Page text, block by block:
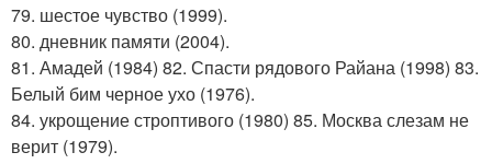
79. шестое чувство (1999).
80. дневник памяти (2004).
81. Амадей (1984) 82. Спасти рядового Райана (1998) 83.
Белый бим черное ухо (1976).
84. укрощение строптивого (1980) 85. Москва слезам не
верит (1979).